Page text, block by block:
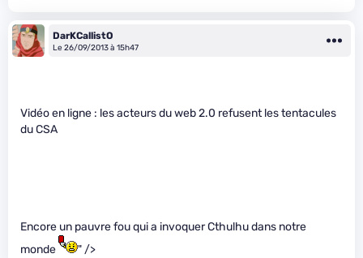
DarKCallistO
Le 26/09/2013 à 15h47
Vidéo en ligne : les acteurs du web 2.0 refusent les tentacules
du CSA
Encore un pauvre fou qui a invoquer Cthulhu dans notre
monde
" />